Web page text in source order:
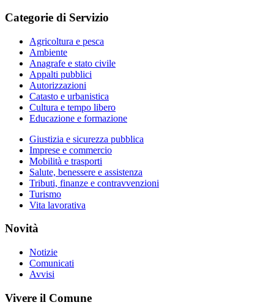
Categorie di Servizio
Agricoltura e pesca
Ambiente
Anagrafe e stato civile
Appalti pubblici
Autorizzazioni
Catasto e urbanistica
Cultura e tempo libero
Educazione e formazione
Giustizia e sicurezza pubblica
Imprese e commercio
Mobilità e trasporti
Salute, benessere e assistenza
Tributi, finanze e contravvenzioni
Turismo
Vita lavorativa
Novità
Notizie
Comunicati
Avvisi
Vivere il Comune